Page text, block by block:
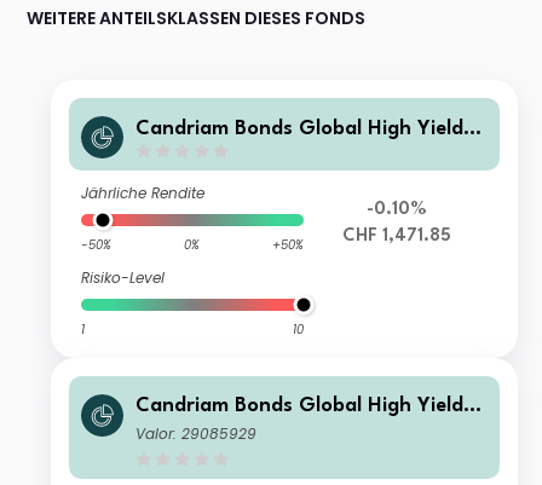
WEITERE ANTEILSKLASSEN DIESES FONDS
Candriam Bonds Global High Yield C
Jährliche Rendite
-50% 0% +50%
Risiko-Level
1 10
-0.10%
CHF 1,471.85
Candriam Bonds Global High Yield C
lass R EUR Cap
Valor: 29085929